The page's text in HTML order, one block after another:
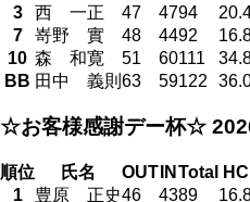
3
西 一正 47 4794
7
嵜野 實 48 4492
10 森 和寛 51 60111
BB 田中 義則 63 59122
☆お客様感謝デー杯☆
順位 氏名 OUT IN Total HC
1
豊原 正史46 4389